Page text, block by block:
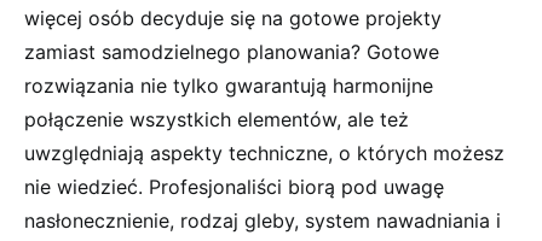
więcej osób decyduje się na gotowe projekty
zamiast samodzielnego planowania? Gotowe
rozwiązania nie tylko gwarantują harmonijne
połączenie wszystkich elementów, ale też
uwzględniają aspekty techniczne, o których możesz
nie wiedzieć. Profesjonaliści biorą pod uwagę
nasłonecznienie, rodzaj gleby, system nawadniania i